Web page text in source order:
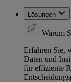
Lösungen
Warum
Erfahren Sie,
Daten und
für effiziente